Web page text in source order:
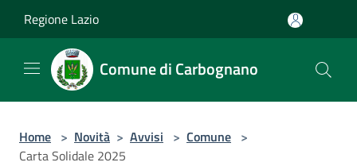
Regione Lazio
Comune di Carbognano
Home > Novità > Avvisi > Comune >
Carta Solidale 2025